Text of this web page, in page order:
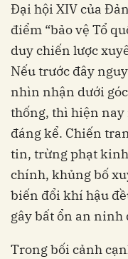
Đại hội XIV của
điểm “bảo vệ Tổ
duy chiến lược
Nếu trước đây
nhìn nhận dưới
thống, thì hiện
đáng kể. Chiến
tin, trừng phạt
chính, khủng bố
biến đổi khí hậu
gây bất ổn an
Trong bối cảnh